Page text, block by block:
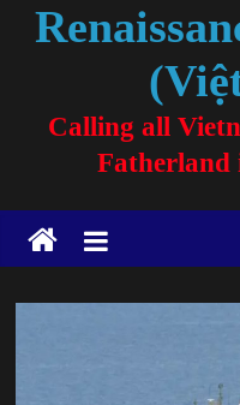
Calling all
Fatherland